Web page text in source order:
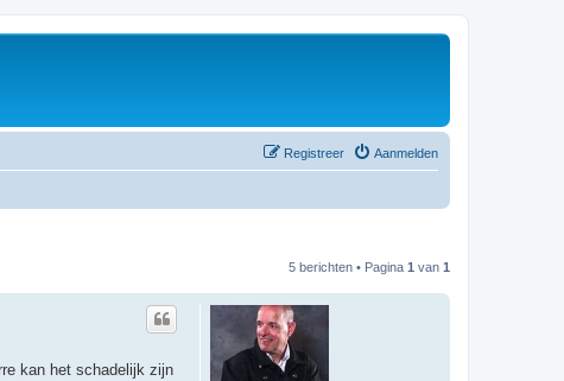
Aanmelden
Registreer
5 berichten • Pagina 1 van 1
kan het schadelijk zijn